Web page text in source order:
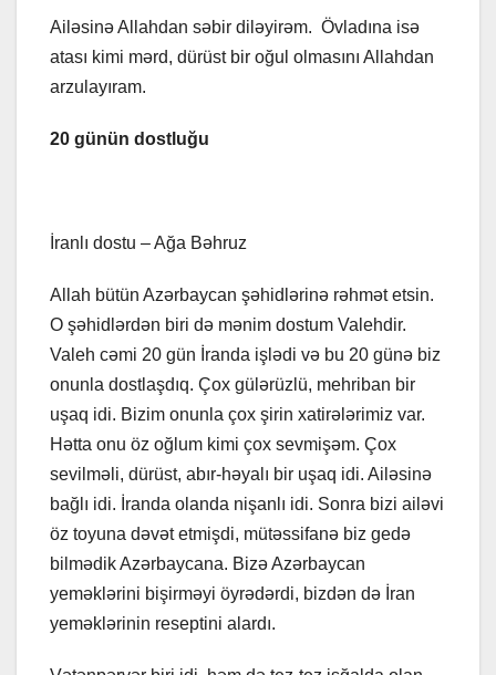
Ailəsinə Allahdan səbir diləyirəm. Övladına isə
atası kimi mərd, dürüst bir oğul olmasını Allahdan
arzulayıram.
20 günün dostluğu
İranlı dostu – Ağa Bəhruz
Allah bütün Azərbaycan şəhidlərinə rəhmət etsin.
O şəhidlərdən biri də mənim dostum Valehdir.
Valeh cəmi 20 gün İranda işlədi və bu 20 günə biz
onunla dostlaşdıq. Çox gülərüzlü, mehriban bir
uşaq idi. Bizim onunla çox şirin xatirələrimiz var.
Hətta onu öz oğlum kimi çox sevmişəm. Çox
sevilməli, dürüst, abır-həyalı bir uşaq idi. Ailəsinə
bağlı idi. İranda olanda nişanlı idi. Sonra bizi ailəvi
öz toyuna dəvət etmişdi, mütəssifanə biz gedə
bilmədik Azərbaycana. Bizə Azərbaycan
yeməklərini bişirməyi öyrədərdi, bizdən də İran
yeməklərinin reseptini alardı.